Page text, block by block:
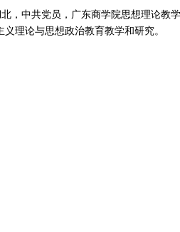
，中共党员，广东商学院思想理论教
理论与思想政治教育教学和研究。